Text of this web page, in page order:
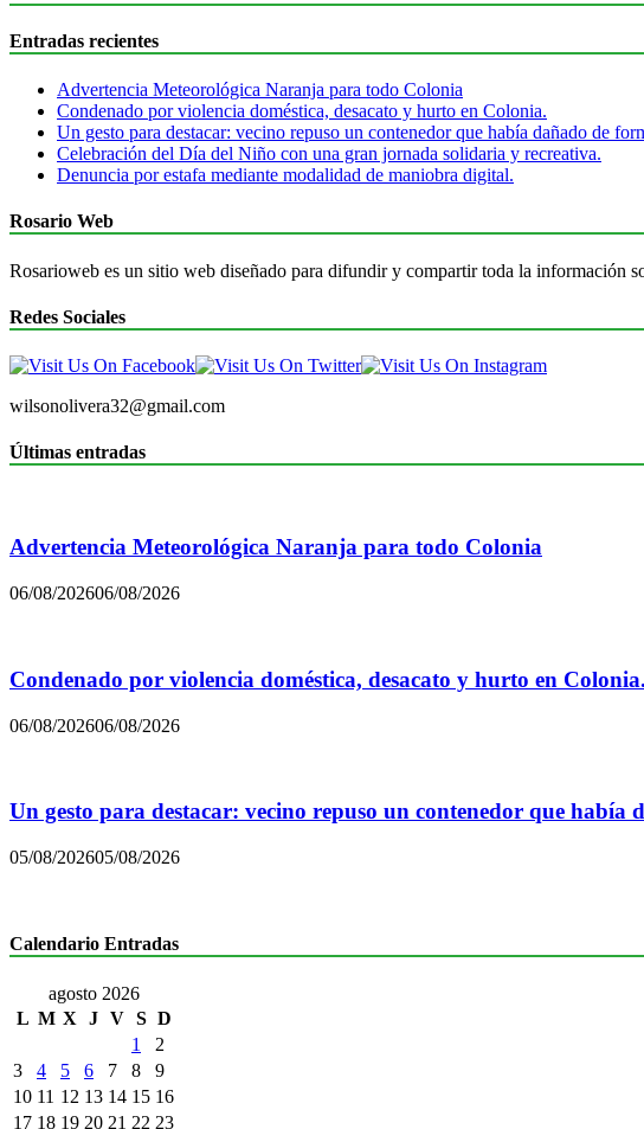
Entradas recientes
Advertencia Meteorológica Naranja para todo Colonia
Condenado por violencia doméstica, desacato y hurto en Colonia.
Un gesto para destacar: vecino repuso un contenedor que había dañado de
Celebración del Día del Niño con una gran jornada solidaria y recreativa.
Denuncia por estafa mediante modalidad de maniobra digital.
Rosario Web
Rosarioweb es un sitio web diseñado para difundir y compartir toda la información
Redes Sociales
wilsonolivera32@gmail.com
Últimas entradas
Advertencia Meteorológica Naranja para todo Colonia
06/08/202606/08/2026
Condenado por violencia doméstica, desacato y hurto en Colonia.
06/08/202606/08/2026
Un gesto para destacar: vecino repuso un contenedor que había
05/08/202605/08/2026
Calendario Entradas
agosto 2026
L M X J V S D
1
2
3
4 5 6 7 8
9
10 11 12 13 14 15 16
17 18 19 20 21 22 23